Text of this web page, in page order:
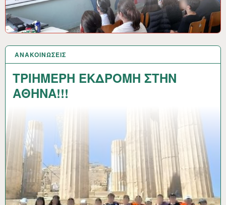
ΑΝΑΚΟΙΝΩΣΕΙΣ
ΤΡΙΗΜΕΡΗ ΕΚΔΡΟΜΗ ΣΤΗΝ
ΑΘΗΝΑ!!!
6 ΜΆΙ 2026